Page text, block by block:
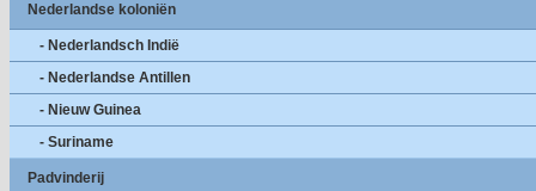
Nederlandse koloniën
- Nederlandsch Indië
- Nederlandse Antillen
- Nieuw Guinea
- Suriname
Padvinderij